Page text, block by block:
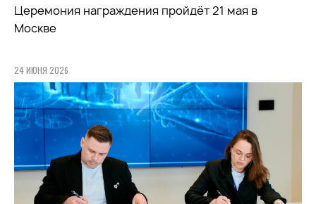
Церемония награждения пройдёт 21 мая в
Москве
24 ИЮНЯ 2026